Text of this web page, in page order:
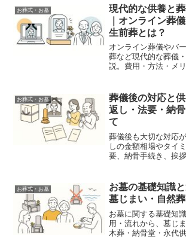
お葬式・お墓
現代的な供養と
｜オンライン葬
生前葬とは？
オンライン葬儀やバ
葬など現代的な葬儀
説。費用・方法・メ
お葬式・お墓
葬儀後の対応と
返し・法要・納
て
葬儀後も大切な対応
しの金額相場やタイ
要、納骨手続き、挨
お葬式・お墓
お墓の基礎知識
墓じまい・自然
お墓に関する基礎知
用・流れから、墓じ
木葬・納骨堂・永代